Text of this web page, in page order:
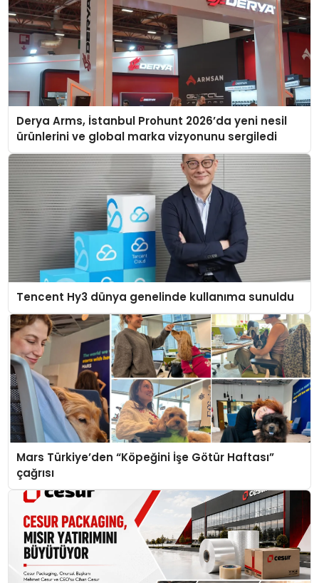
Derya Arms, İstanbul Prohunt 2026’da yeni nesil
ürünlerini ve global marka vizyonunu sergiledi
Tencent Hy3 dünya genelinde kullanıma sunuldu
Mars Türkiye’den “Köpeğini İşe Götür Haftası”
çağrısı